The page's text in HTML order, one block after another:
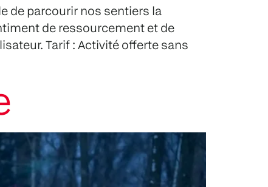
de parcourir nos sentiers la
de ressourcement et de
Tarif : Activité offerte sans